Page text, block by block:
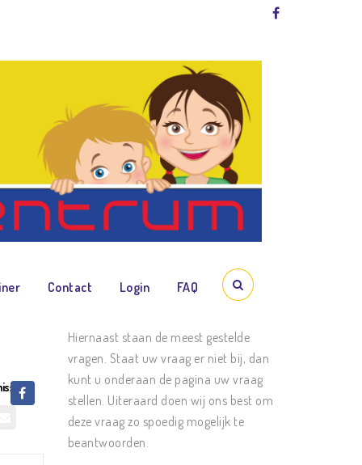
Contact Login FAQ
Hiernaast staan de meest gestelde
vragen. Staat uw vraag er niet bij, dan
kunt u onderaan de pagina uw vraag
stellen. Uiteraard doen wij ons best om
deze vraag zo spoedig mogelijk te
beantwoorden.